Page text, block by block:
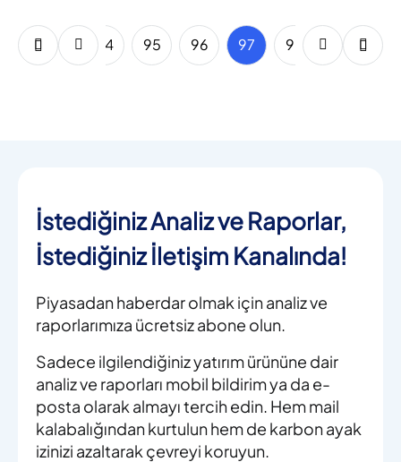
92 93 94 95 96 97 98 99
İstediğiniz Analiz ve Raporlar,
İstediğiniz İletişim Kanalında!
Piyasadan haberdar olmak için analiz ve
raporlarımıza ücretsiz abone olun.
Sadece ilgilendiğiniz yatırım ürününe dair
analiz ve raporları mobil bildirim ya da e-
posta olarak almayı tercih edin. Hem mail
kalabalığından kurtulun hem de karbon ayak
izinizi azaltarak çevreyi koruyun.